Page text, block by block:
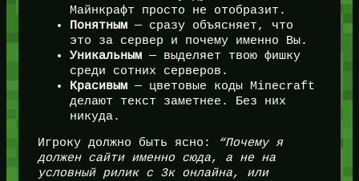
Майнкрафт просто не отобразит.
Понятным— сразу объясняет, что
это за сервер и почему именно Вы.
Уникальным— выделяет твою фишку
среди сотних серверов.
Красивым— цветовые коды Minecraft
делают текст заметнее. Без них
никуда.
Игроку должно быть ясно:
“Почему я
должен сайти именно сюда, а не на
условный рилик с 3к онлайна, или